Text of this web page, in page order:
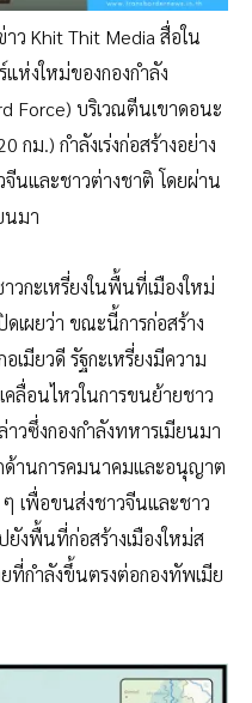
ว Khit Thit Media สื่อใน
ห่งใหม่ของกองกำลัง
Force) บริเวณตีนเขาดอนะ
กม.) กำลังเร่งก่อสร้างอย่าง
นและชาวต่างชาติ โดยผ่าน
นมา
กะเหรี่ยงในพื้นที่เมืองใหม่
เผยว่า ขณะนี้การก่อสร้าง
เมียวดี รัฐกะเหรี่ยงมีความ
ลื่อนไหวในการขนย้ายชาว
วซึ่งกองกำลังทหารเมียนมา
ด้านการคมนาคมและอนุญาต
เพื่อขนส่งชาวจีนและชาว
งพื้นที่ก่อสร้างเมืองใหม่ส
ที่กำลังขึ้นตรงต่อกองทัพเมีย